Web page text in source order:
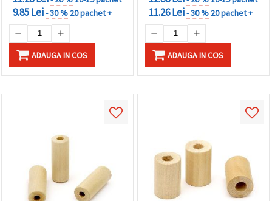
9.85 Lei- 30 % 20 pachet +
ADAUGA IN COS
11.26 Lei- 30 % 20 pachet +
ADAUGA IN COS